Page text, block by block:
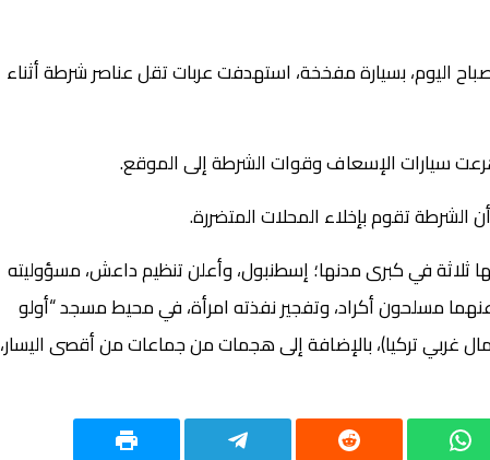
اليوم، بسيارة مفخخة، استهدفت عربات تقل عناصر شرطة أثناء
سيارات الإسعاف وقوات الشرطة إلى الموقع.
الشرطة تقوم بإخلاء المحلات المتضررة.
ثلاثة في كبرى مدنها؛ إسطنبول، وأعلن تنظيم داعش، مسؤوليته
مسلحون أكراد، وتفجير نفذته امرأة، في محيط مسجد “أولو
غربي تركيا)، بالإضافة إلى هجمات من جماعات من أقصى اليسار،